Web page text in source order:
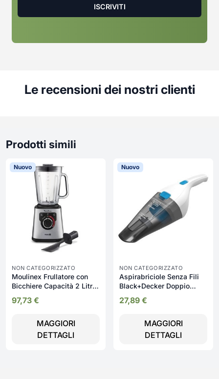
Le recensioni dei nostri clienti
Prodotti simili
Nuovo
NON CATEGORIZZATO
Moulinex Frullatore con
Bicchiere Capacità 2 Litri
Rimovibili colore Grigio -
97,73 €
MAGGIORI
DETTAGLI
Nuovo
NON CATEGORIZZATO
Aspirabriciole Senza Fili
Black+Decker Doppio
NVC115JL-Q
27,89 €
MAGGIORI
DETTAGLI